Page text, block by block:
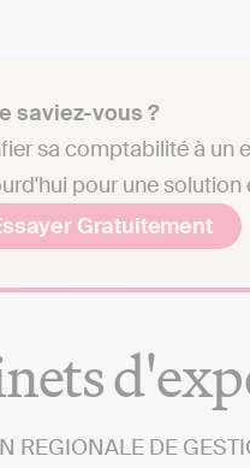
saviez-vous ?
sa comptabilité à un
pour une solution
Gratuitement
REGIONALE DE